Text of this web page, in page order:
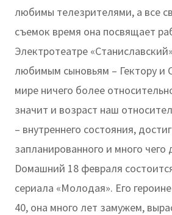
любимы телезрителями, а все
съемок время она посвящает
Электротеатре
любимым сыновьям – Гектору и
мире ничего более
значит и возраст наш
– внутреннего состояния,
запланированного и много чего
Dомашний 18 февраля
сериала «Молодая». Его
40, она много лет замужем,